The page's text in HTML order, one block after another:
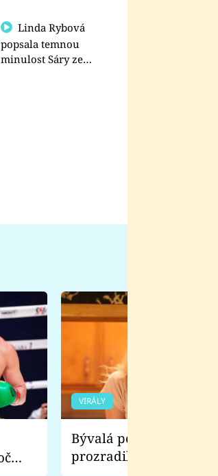
Linda Rybová
popsala temnou
minulost Sáry ze
VIRÁLY
Bývalá pornoherečka
prozradila, co ji